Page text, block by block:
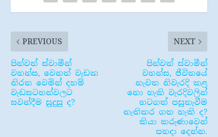
PREVIOUS
පින්වත් ස්වාමීන්
වහන්ස, වෙනත් වැඩක
නිරත වෙමින් දහම්
වැඩසටහන්වලට
සවන්දීම සුදුසු ද?
NEXT
පින්වත් ස්වාමීන්
වහන්ස, ජීවිතයේ
නැවත නිවැරදි කළ
නො හැකි වැරදිවලින්
හටගත් පසුතැවීම
නැතිකර ගත හැකි ද?
කියා කරුණාවෙන්
පහදා දෙන්න.